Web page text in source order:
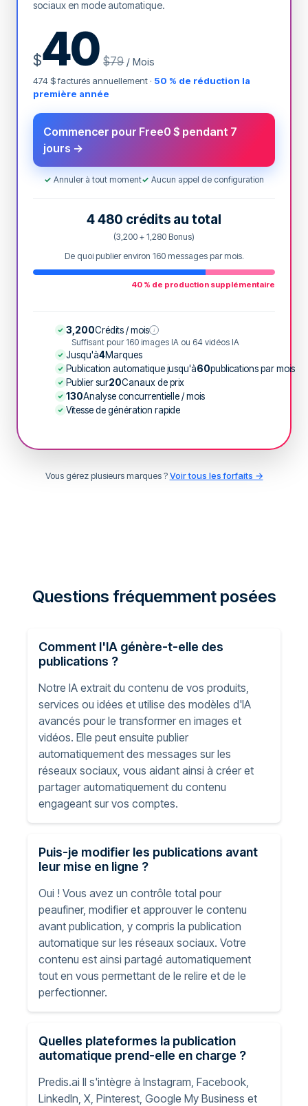
sociaux en mode automatique.
$40 $79 / Mois
474 $ facturés annuellement · 50 % de réduction la
première année
Commencer pour Free0 $ pendant 7
jours →
✓ Annuler à tout moment✓ Aucun appel de configuration
4 480 crédits au total
(3,200 + 1,280 Bonus)
De quoi publier environ 160 messages par mois.
40 % de production supplémentaire
3,200Crédits / mois i
Suffisant pour 160 images IA ou 64 vidéos IA
Jusqu'à4Marques
Publication automatique jusqu'à60publications par mois
Publier sur20Canaux de prix
130Analyse concurrentielle / mois
Vitesse de génération rapide
Vous gérez plusieurs marques ?Voir tous les forfaits →
Questions fréquemment posées
Comment l'IA génère-t-elle des
publications ?
Notre IA extrait du contenu de vos produits,
services ou idées et utilise des modèles d'IA
avancés pour le transformer en images et
vidéos. Elle peut ensuite publier
automatiquement des messages sur les
réseaux sociaux, vous aidant ainsi à créer et
partager automatiquement du contenu
engageant sur vos comptes.
Puis-je modifier les publications avant
leur mise en ligne ?
Oui ! Vous avez un contrôle total pour
peaufiner, modifier et approuver le contenu
avant publication, y compris la publication
automatique sur les réseaux sociaux. Votre
contenu est ainsi partagé automatiquement
tout en vous permettant de le relire et de le
perfectionner.
Quelles plateformes la publication
automatique prend-elle en charge ?
Predis.ai Il s'intègre à Instagram, Facebook,
LinkedIn, X, Pinterest, Google My Business et